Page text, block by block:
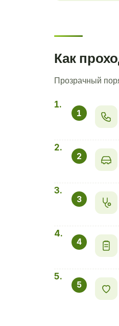
Как
Прозрачный
1
2
3
4
5